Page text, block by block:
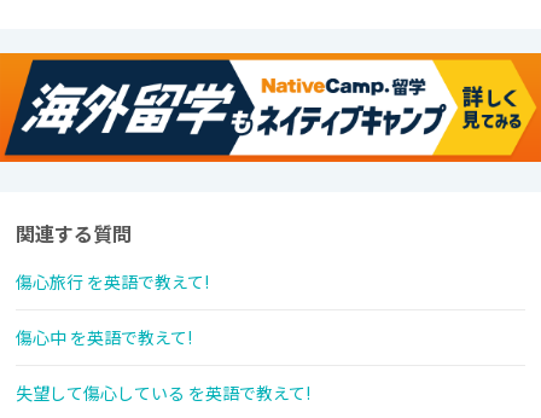
関連する質問
傷心旅行 を英語で教えて!
傷心中 を英語で教えて!
失望して傷心している を英語で教えて!